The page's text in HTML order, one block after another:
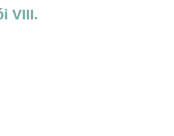
VIII.